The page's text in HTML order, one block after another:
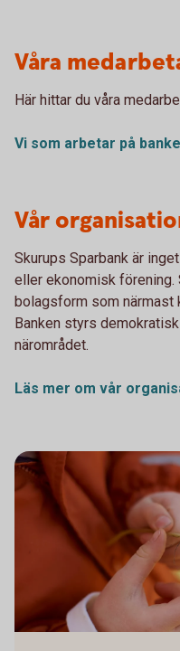
Våra
Här hittar du våra
Vi som arbetar på
Vår
Skurups Sparbank är
eller ekonomisk förening.
bolagsform som
Banken styrs
närområdet.
Läs mer om vår